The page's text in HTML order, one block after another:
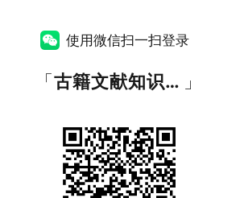
使用微信扫一扫登录
「 古籍文献知识图谱网 」